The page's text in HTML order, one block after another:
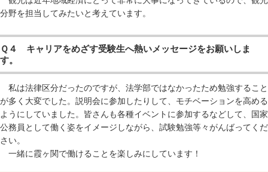
分野を担当してみたいと考えています。
Ｑ４ キャリアをめざす受験生へ熱いメッセージをお願いしま
す。
私は法律区分だったのですが、法学部ではなかったため勉強すること
が多く大変でした。説明会に参加したりして、モチベーションを高める
ようにしていました。皆さんも各種イベントに参加するなどして、国家
公務員として働く姿をイメージしながら、試験勉強等々がんばってくだ
さい。
一緒に霞ヶ関で働けることを楽しみにしています！